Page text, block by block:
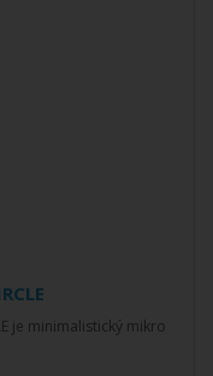
je minimalistický mikro